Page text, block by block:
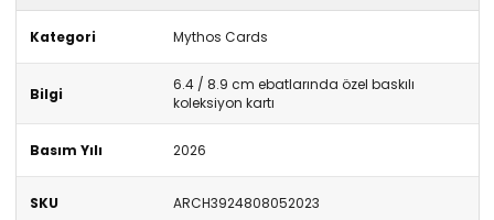
Kategori Mythos Cards
Bilgi
6.4 / 8.9 cm ebatlarında özel baskılı
koleksiyon kartı
Basım Yılı 2026
SKU ARCH3924808052023